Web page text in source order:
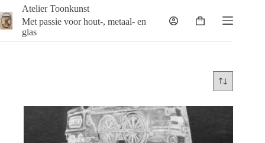
naar
de
inhoud
Atelier Toonkunst
Met passie voor hout-, metaal- en
glas
Winkelwagen